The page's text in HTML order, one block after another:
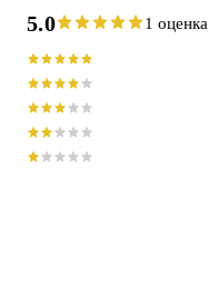
5.0 1 оценка